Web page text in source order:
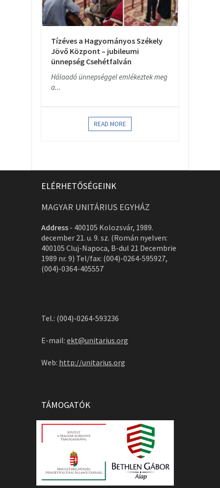
Tízéves a Hagyományos Székely
Jövő Központ – jubileumi
ünnepség Csehétfalván
Hálaadó ünnepséggel emlékeztek meg
a...
READ MORE
ELÉRHETŐSÉGEINK
MAGYAR UNITÁRIUS EGYHÁZ
Address - 400105 Kolozsvár, 1989.
december 21. u. 9. sz. (Román nyelven:
400105 Cluj-Napoca, B-dul 21 Decembrie
1989 nr. 9) Tel/fax: (004)-0264-595927,
(004)-0364-405557
Tel.: (004)-0264-593236
E-mail: ekt@unitarius.org
Web: http://unitarius.org
TÁMOGATÓK